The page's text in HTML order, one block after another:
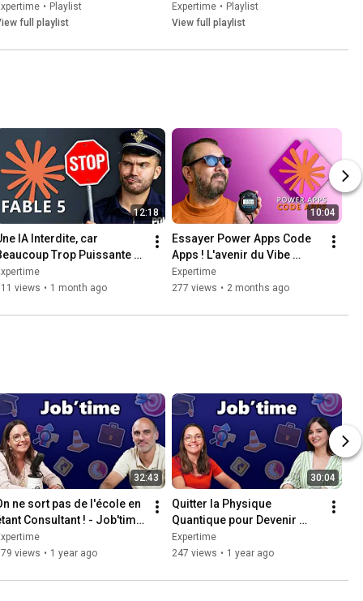
• Playlist
full playlist
Expertime • Playlist
View full playlist
12:18
IA Interdite, car
Trop Puissante ?
Fable 5)
views • 1 month ago
10:04
Essayer Power Apps Code
Apps ! L'avenir du Vibe
Coding dans VS Code
Expertime
277 views • 2 months ago
32:43
ne sort pas de l'école en
Consultant ! - Job'time
Nicholas
views • 1 year ago
30:04
Quitter la Physique
Quantique pour Devenir
Consultante Power Platform
– Job'time avec Sirine
Expertime
247 views • 1 year ago